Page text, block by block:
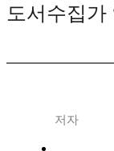
도서수집가
저자